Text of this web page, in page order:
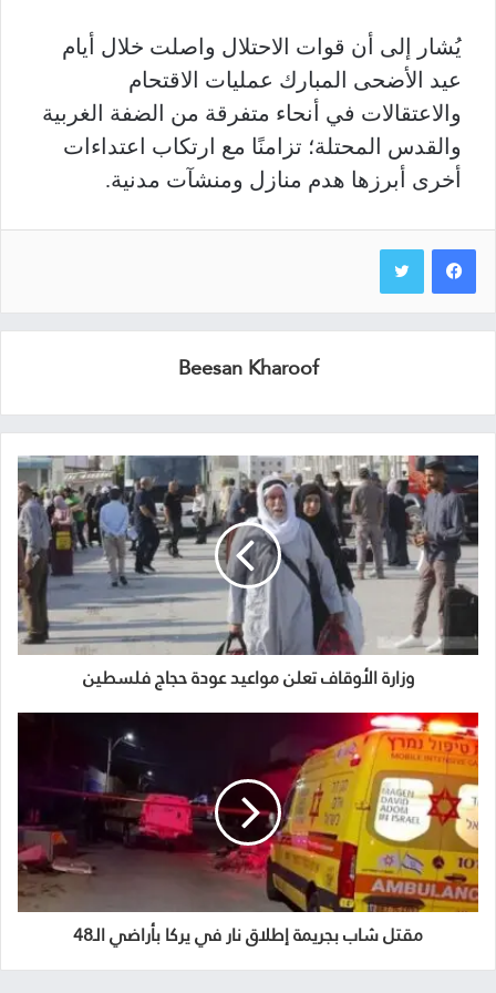
يُشار إلى أن قوات الاحتلال واصلت خلال أيام
عيد الأضحى المبارك عمليات الاقتحام
والاعتقالات في أنحاء متفرقة من الضفة الغربية
والقدس المحتلة؛ تزامنًا مع ارتكاب اعتداءات
أخرى أبرزها هدم منازل ومنشآت مدنية.
Beesan Kharoof
وزارة الأوقاف تعلن مواعيد عودة حجاج فلسطين
مقتل شاب بجريمة إطلاق نار في يركا بأراضي الـ48